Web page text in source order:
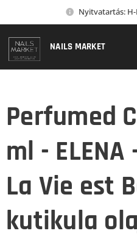
Nyitvatartás: H-
NAILS MARKET
Perfumed
ml -
La Vie est
kutikula